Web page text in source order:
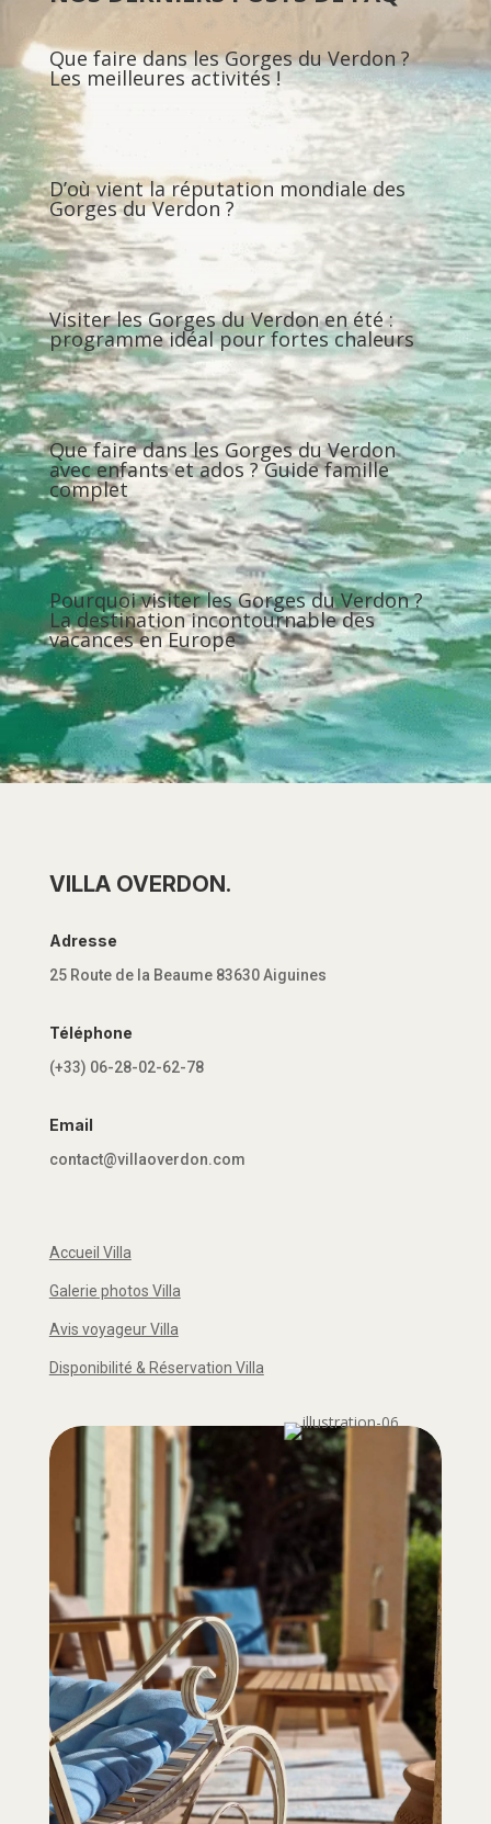
Que faire dans les Gorges du Verdon ?
Les meilleures activités !
D’où vient la réputation mondiale des
Gorges du Verdon ?
Visiter les Gorges du Verdon en été :
programme idéal pour fortes chaleurs
Que faire dans les Gorges du Verdon
avec enfants et ados ? Guide famille
complet
Pourquoi visiter les Gorges du Verdon ?
La destination incontournable des
vacances en Europe
VILLA OVERDON.
Adresse
25 Route de la Beaume 83630 Aiguines
Téléphone
(+33) 06-28-02-62-78
Email
contact@villaoverdon.com
Accueil Villa
Galerie photos Villa
Avis voyageur Villa
Disponibilité & Réservation Villa